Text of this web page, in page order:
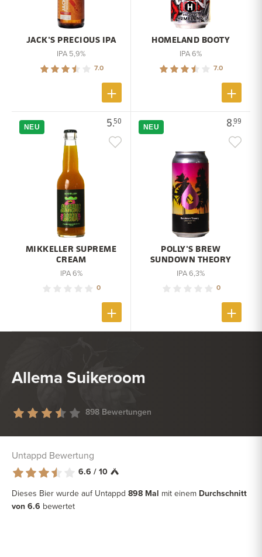
JACK'S PRECIOUS IPA
IPA 5,9%
7.0
HOMELAND BOOTY
IPA 6%
7.0
5.50
NEU
MIKKELLER SUPREME
CREAM
IPA 6%
0
8.99
NEU
POLLY'S BREW
SUNDOWN THEORY
IPA 6,3%
0
Allema Suikeroom
898 Bewertungen
Untappd Bewertung
6.6 / 10
Dieses Bier wurde auf Untappd 898 Mal mit einem Durchschnitt
von 6.6 bewertet